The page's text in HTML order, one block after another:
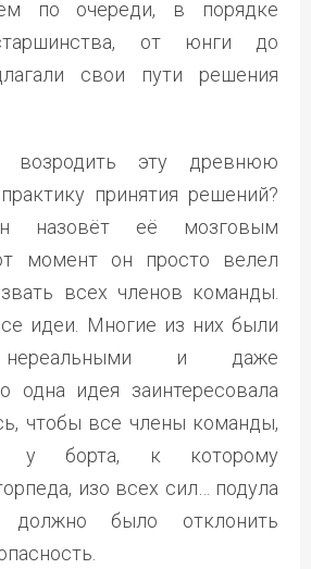
по очереди, в порядке
от юнги до
свои пути решения
возродить эту древнюю
принятия решений?
назовёт её мозговым
момент он просто велел
всех членов команды.
идеи. Многие из них были
нереальными и даже
одна идея заинтересовала
чтобы все члены команды,
у борта, к которому
изо всех сил… подула
было отклонить